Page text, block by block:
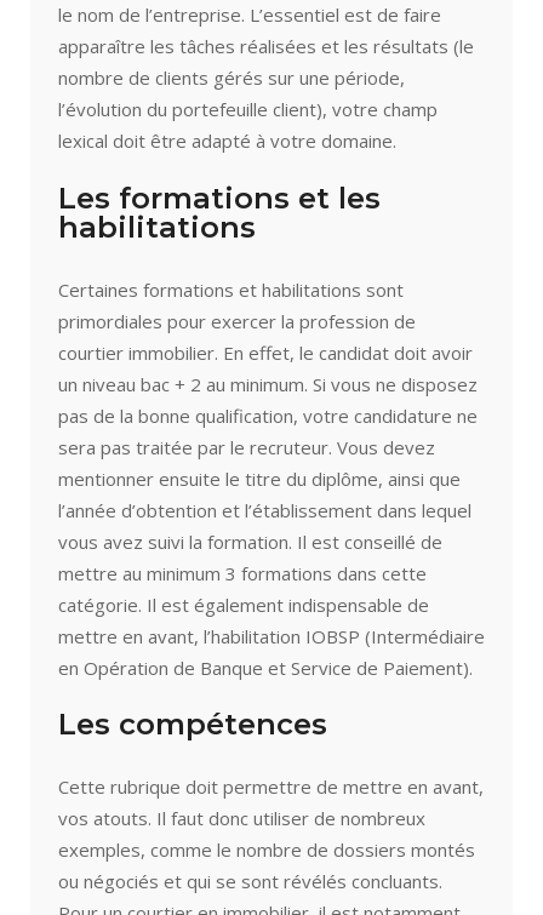
le nom de l’entreprise. L’essentiel est de faire
apparaître les tâches réalisées et les résultats (le
nombre de clients gérés sur une période,
l’évolution du portefeuille client), votre champ
lexical doit être adapté à votre domaine.
Les formations et les
habilitations
Certaines formations et habilitations sont
primordiales pour exercer la profession de
courtier immobilier. En effet, le candidat doit avoir
un niveau bac + 2 au minimum. Si vous ne disposez
pas de la bonne qualification, votre candidature ne
sera pas traitée par le recruteur. Vous devez
mentionner ensuite le titre du diplôme, ainsi que
l’année d’obtention et l’établissement dans lequel
vous avez suivi la formation. Il est conseillé de
mettre au minimum 3 formations dans cette
catégorie. Il est également indispensable de
mettre en avant, l’habilitation IOBSP (Intermédiaire
en Opération de Banque et Service de Paiement).
Les compétences
Cette rubrique doit permettre de mettre en avant,
vos atouts. Il faut donc utiliser de nombreux
exemples, comme le nombre de dossiers montés
ou négociés et qui se sont révélés concluants.